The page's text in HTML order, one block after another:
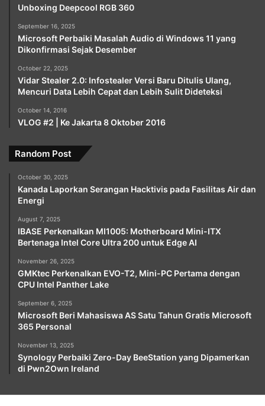
Unboxing Deepcool RGB 360
September 16, 2025
Microsoft Perbaiki Masalah Audio di Windows 11 yang
Dikonfirmasi Sejak Desember
October 22, 2025
Vidar Stealer 2.0: Infostealer Versi Baru Ditulis Ulang,
Mencuri Data Lebih Cepat dan Lebih Sulit Dideteksi
October 14, 2016
VLOG #2 | Ke Jakarta 8 Oktober 2016
Random Post
October 30, 2025
Kanada Laporkan Serangan Hacktivis pada Fasilitas Air dan
Energi
August 7, 2025
IBASE Perkenalkan MI1005: Motherboard Mini-ITX
Bertenaga Intel Core Ultra 200 untuk Edge AI
November 26, 2025
GMKtec Perkenalkan EVO-T2, Mini-PC Pertama dengan
CPU Intel Panther Lake
September 6, 2025
Microsoft Beri Mahasiswa AS Satu Tahun Gratis Microsoft
365 Personal
November 13, 2025
Synology Perbaiki Zero-Day BeeStation yang Dipamerkan
di Pwn2Own Ireland